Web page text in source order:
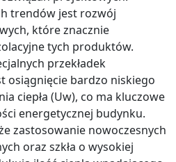
trendów jest rozwój
które znacznie
tych produktów.
przekładek
osiągnięcie bardzo niskiego
ciepła (Uw), co ma kluczowe
energetycznej budynku.
zastosowanie nowoczesnych
oraz szkła o wysokiej